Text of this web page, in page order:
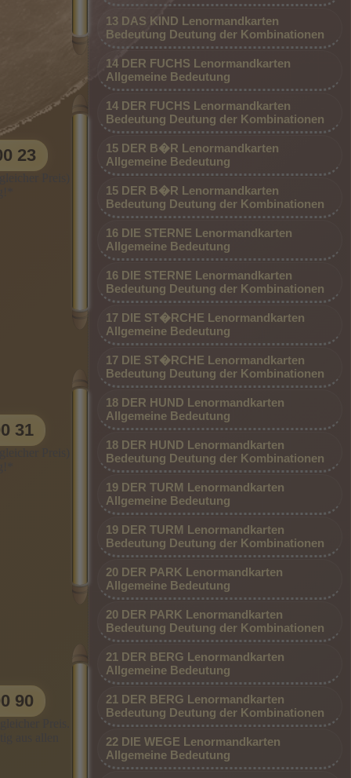
ihre
nehme
bei
sind
Mir
und
in
steht
der
um
sich
zu
0900 2 - 80 00 00 23 (0,99 €/MIN.
SONDERPREIS AKTION - Besonders
günstig, nur 0,99 €/Min vom Festnetz und
vom Handy)
Superbillig - DIREKTDURCHWAHL -
Top Berater am Telefon*
23
ist. Die
09002 - 80 00 00 31 (0,99 €/MIN.
SONDERPREIS AKTION - Besonders
günstig, nur 0,99 €/Min vom Festnetz und
vom Handy) *Premium-Beraterin
dauerhaft günstig aus allen Netzen*
31
das
Beraterdurchwahl: 09002 - 80 00 00 90
(0,99 €/Min. - Mobil und Festnetz gleicher
Preis.
90
13 DAS KIND Lenormandkarten
Bedeutung Deutung der Kombinationen
14 DER FUCHS Lenormandkarten
Allgemeine Bedeutung
14 DER FUCHS Lenormandkarten
Bedeutung Deutung der Kombinationen
15 DER B�R Lenormandkarten
Allgemeine Bedeutung
15 DER B�R Lenormandkarten
Bedeutung Deutung der Kombinationen
16 DIE STERNE Lenormandkarten
Allgemeine Bedeutung
16 DIE STERNE Lenormandkarten
Bedeutung Deutung der Kombinationen
17 DIE ST�RCHE Lenormandkarten
Allgemeine Bedeutung
17 DIE ST�RCHE Lenormandkarten
Bedeutung Deutung der Kombinationen
18 DER HUND Lenormandkarten
Allgemeine Bedeutung
18 DER HUND Lenormandkarten
Bedeutung Deutung der Kombinationen
19 DER TURM Lenormandkarten
Allgemeine Bedeutung
19 DER TURM Lenormandkarten
Bedeutung Deutung der Kombinationen
20 DER PARK Lenormandkarten
Allgemeine Bedeutung
20 DER PARK Lenormandkarten
Bedeutung Deutung der Kombinationen
21 DER BERG Lenormandkarten
Allgemeine Bedeutung
21 DER BERG Lenormandkarten
Bedeutung Deutung der Kombinationen
22 DIE WEGE Lenormandkarten
Allgemeine Bedeutung